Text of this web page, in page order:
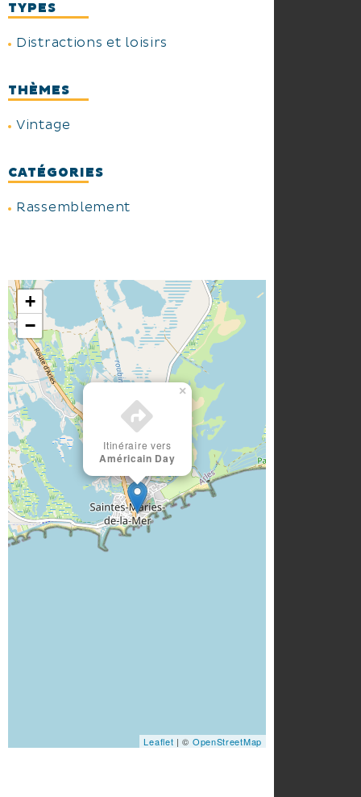
TYPES
Distractions et loisirs
THÈMES
Vintage
CATÉGORIES
Rassemblement
Itinéraire vers
Américain Day
×
+
−
Leaflet | © OpenStreetMap